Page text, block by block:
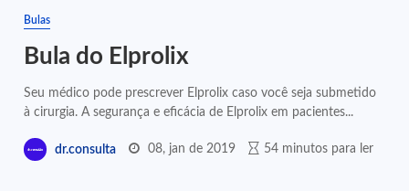
Bulas
Bula do Elprolix
Seu médico pode prescrever Elprolix caso você seja submetido
à cirurgia. A segurança e eficácia de Elprolix em pacientes...
dr.consulta 08, jan de 2019 54 minutos para ler